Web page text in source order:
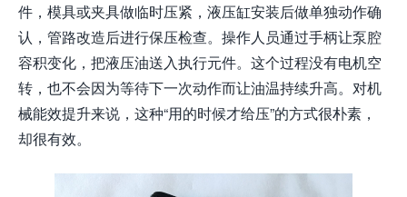
件，模具或夹具做临时压紧，液压缸安装后做单独动作确
认，管路改造后进行保压检查。操作人员通过手柄让泵腔
容积变化，把液压油送入执行元件。这个过程没有电机空
转，也不会因为等待下一次动作而让油温持续升高。对机
械能效提升来说，这种“用的时候才给压”的方式很朴素，
却很有效。